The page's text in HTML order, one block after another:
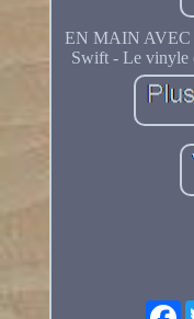
EN MAIN AVEC
Swift - Le vinyle